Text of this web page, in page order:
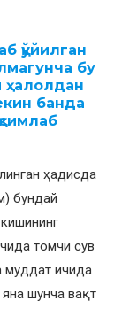
қўйилган
бу
ҳалолдан
банда
ҳадисда
бундай
томчи сув
муддат ичида
шунча вақт